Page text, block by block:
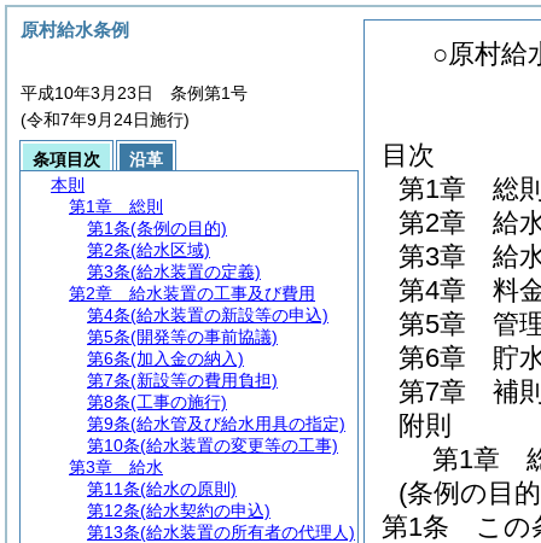
○原村給
目次
第1章
総
第2章
給
第3章
給
第4章
料
第5章
管
第6章
貯
第7章
補
附則
第1章
(条例の目
第1条
この
原村給水条例
平成10年3月23日 条例第1号
(令和7年9月24日施行)
条項目次
沿革
本則
第1章
総則
第1条(条例の目的)
第2条(給水区域)
第3条(給水装置の定義)
第2章
給水装置の工事及び費用
第4条(給水装置の新設等の申込)
第5条(開発等の事前協議)
第6条(加入金の納入)
第7条(新設等の費用負担)
第8条(工事の施行)
第9条(給水管及び給水用具の指定)
第10条(給水装置の変更等の工事)
第3章
給水
第11条(給水の原則)
第12条(給水契約の申込)
第13条(給水装置の所有者の代理人)